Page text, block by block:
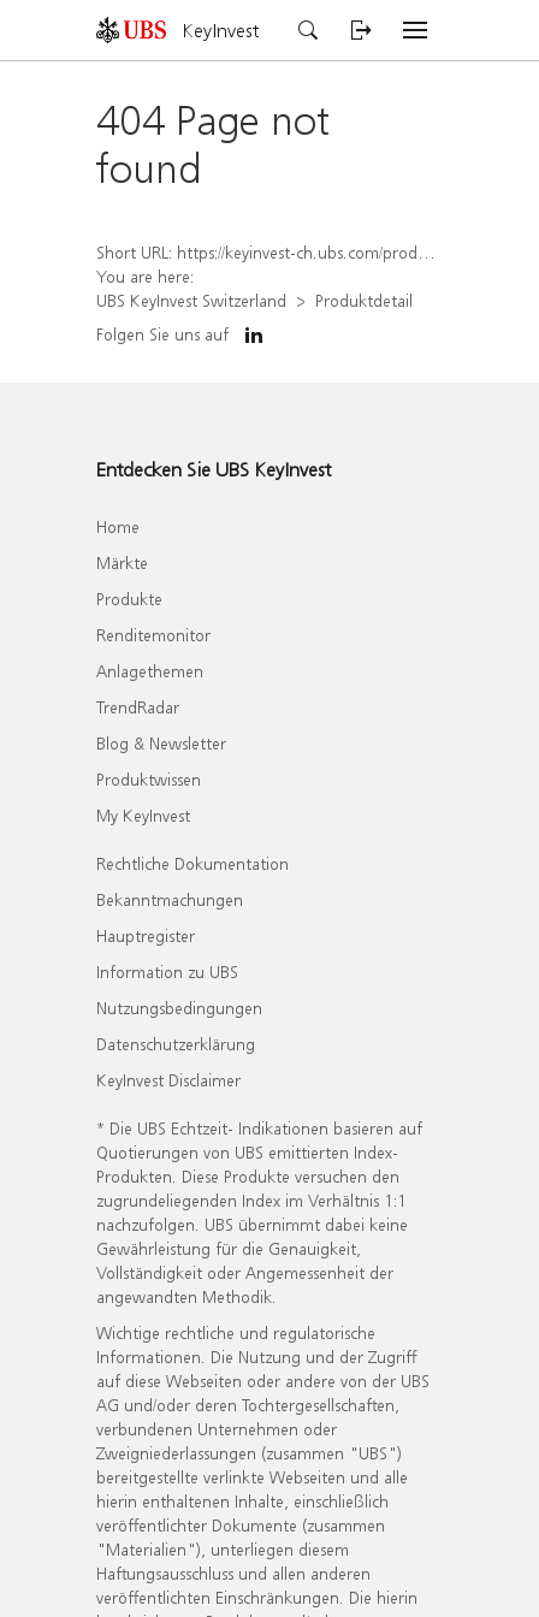
KeyInvest
404 Page not
found
Short URL: https://keyinvest-ch.ubs.com/produkt/detail/index/isin/CH1570497094
You are here:
UBS KeyInvest Switzerland
Produktdetail
Folgen Sie uns auf
Entdecken Sie UBS KeyInvest
Home
Märkte
Produkte
Renditemonitor
Anlagethemen
TrendRadar
Blog & Newsletter
Produktwissen
My KeyInvest
Rechtliche Dokumentation
Bekanntmachungen
Hauptregister
Information zu UBS
Nutzungsbedingungen
Datenschutzerklärung
KeyInvest Disclaimer
* Die UBS Echtzeit- Indikationen basieren auf
Quotierungen von UBS emittierten Index-
Produkten. Diese Produkte versuchen den
zugrundeliegenden Index im Verhältnis 1:1
nachzufolgen. UBS übernimmt dabei keine
Gewährleistung für die Genauigkeit,
Vollständigkeit oder Angemessenheit der
angewandten Methodik.
Wichtige rechtliche und regulatorische
Informationen. Die Nutzung und der Zugriff
auf diese Webseiten oder andere von der UBS
AG und/oder deren Tochtergesellschaften,
verbundenen Unternehmen oder
Zweigniederlassungen (zusammen "UBS")
bereitgestellte verlinkte Webseiten und alle
hierin enthaltenen Inhalte, einschließlich
veröffentlichter Dokumente (zusammen
"Materialien"), unterliegen diesem
Haftungsausschluss und allen anderen
veröffentlichten Einschränkungen. Die hierin